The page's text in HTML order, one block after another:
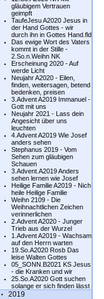
gläubigem Vertrauen
geimpft
TaufeJesu A2020 Jesus in
der Hand Gottes - wir
durch ihn in Gottes Hand.fld
Das ewige Wort des Vaters
kommt in der Stille -
2.So.n.Weihn NK
Erscheinung 2020 - Auf
werde Licht
Neujahr A2020 - Eilen,
finden, weitersagen, betend
bedenken, preisen
3.Advent A2019 Immanuel -
Gott mit uns
Neujahr 2021 - Lass dein
Angesicht über uns
leuchten
4.Advent A2019 Wie Josef
anders sehen
Stephanus 2019 - Vom
Sehen zum gläubigen
Schauen
3.Advent.A2019 Anders
sehen lernen wie Josef
Heilige Familie A2019 - Nich
heile Heilige Familie
Weihn 2109 - Die
Weihnachtlichen Zeichen
verinnerlichen
2.Advent A2020 - Junger
Trieb aus der Wurzel
1.Advent A2019 - Wachsam
auf den Herrn warten
19.So.A2020 Rosb Das
leise Walten Gottes
05_SONN.B2021 KS Jesus
- die Kranken und wir
25.So.A2020 Gott suchen
solange er sich finden lässt
2019